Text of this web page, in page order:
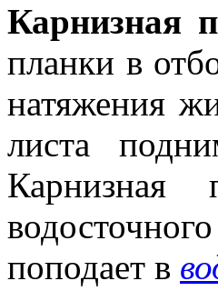
Карнизная
планки в
натяжения
листа
Карнизная
поподает в